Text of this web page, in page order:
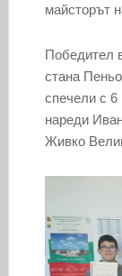
майсторът
Победител
стана
спечели с
нареди
Живко